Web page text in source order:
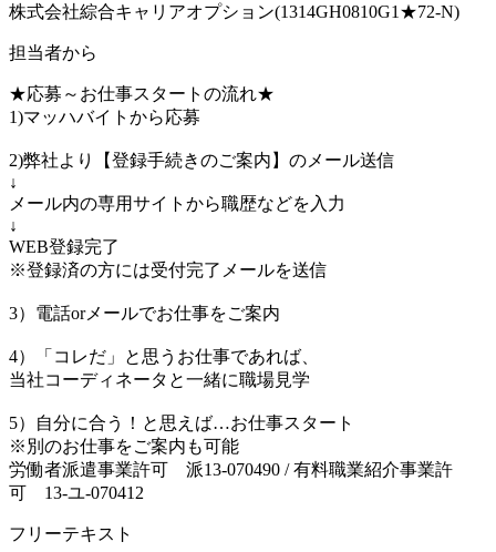
株式会社綜合キャリアオプション(1314GH0810G1★72-N)
担当者から
★応募～お仕事スタートの流れ★
1)マッハバイトから応募
2)弊社より【登録手続きのご案内】のメール送信
↓
メール内の専用サイトから職歴などを入力
↓
WEB登録完了
※登録済の方には受付完了メールを送信
3）電話orメールでお仕事をご案内
4）「コレだ」と思うお仕事であれば、
当社コーディネータと一緒に職場見学
5）自分に合う！と思えば…お仕事スタート
※別のお仕事をご案内も可能
労働者派遣事業許可 派13-070490 / 有料職業紹介事業許
可 13-ユ-070412
フリーテキスト